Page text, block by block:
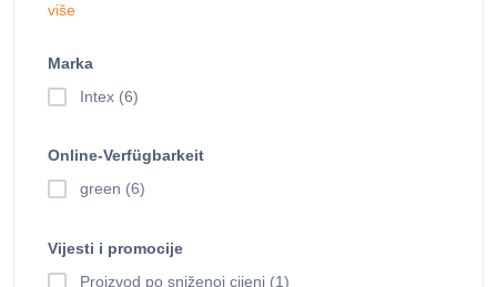
više
Marka
Intex (6)
Online-Verfügbarkeit
green (6)
Vijesti i promocije
Proizvod po sniženoj cijeni (1)